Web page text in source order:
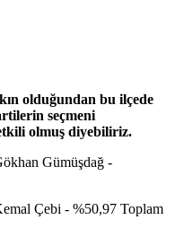
olduğundan bu ilçede
seçmeni
olmuş diyebiliriz.
Gümüşdağ -
Çebi - %50,97 Toplam